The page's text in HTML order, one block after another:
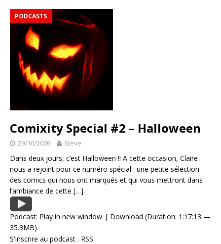
PODCASTS
Comixity Special #2 – Halloween
29/10/2009 Steve
Dans deux jours, c’est Halloween !! A cette occasion, Claire
nous a rejoint pour ce numéro spécial : une petite sélection
des comics qui nous ont marqués et qui vous mettront dans
l’ambiance de cette […]
Podcast: Play in new window | Download (Duration: 1:17:13 —
35.3MB)
S'inscrire au podcast : RSS